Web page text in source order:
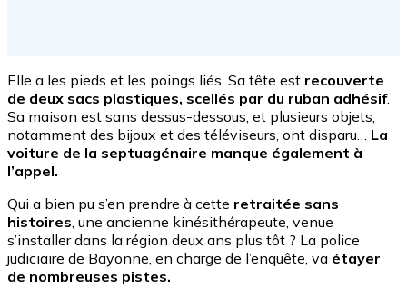
Elle a les pieds et les poings liés. Sa tête est recouverte
de deux sacs plastiques, scellés par du ruban adhésif.
Sa maison est sans dessus-dessous, et plusieurs objets,
notamment des bijoux et des téléviseurs, ont disparu… La
voiture de la septuagénaire manque également à
l’appel.
Qui a bien pu s’en prendre à cette retraitée sans
histoires , une ancienne kinésithérapeute, venue
s’installer dans la région deux ans plus tôt ? La police
judiciaire de Bayonne, en charge de l’enquête, va étayer
de nombreuses pistes.